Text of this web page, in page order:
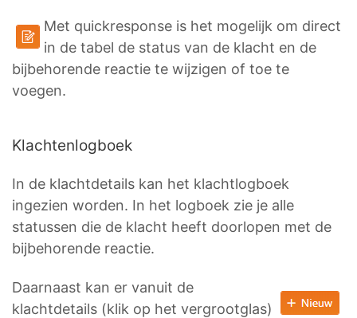
Met quickresponse is het mogelijk om direct
in de tabel de status van de klacht en de
bijbehorende reactie te wijzigen of toe te
voegen.
Klachtenlogboek
In de klachtdetails kan het klachtlogboek
ingezien worden. In het logboek zie je alle
statussen die de klacht heeft doorlopen met de
bijbehorende reactie.
Daarnaast kan er vanuit de
klachtdetails (klik op het vergrootglas)